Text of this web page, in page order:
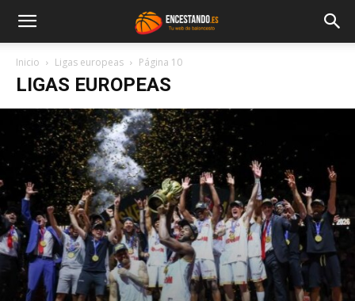
Inicio Ligas europeas Página 10
LIGAS EUROPEAS